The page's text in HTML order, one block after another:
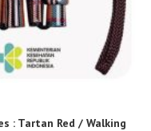
: Tartan Red / Walking